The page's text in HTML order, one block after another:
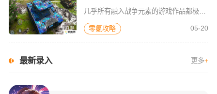
几乎所有融入战争元素的游戏作品都极具策略性，众多战争游戏的狂热粉丝对高品质的战争手游青睐有加。在这类高级战争游戏里，玩家能够体验到真实的战争场景。那么，当下流行的高级战争游戏前五名究竟是怎样的情况呢？
零氪攻略 05-20
最新录入 更多+